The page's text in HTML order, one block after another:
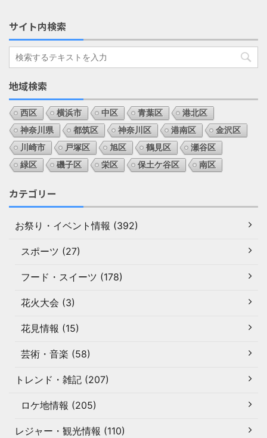
サイト内検索
地域検索
西区 横浜市 中区 青葉区
港北区
神奈川県
都筑区 神奈川区 港南区
金沢区
川崎市
戸塚区 旭区 鶴見区
瀬谷区
緑区
磯子区 栄区 保土ケ谷区 南区
カテゴリー
お祭り・イベント情報 (392)
スポーツ (27)
フード・スイーツ (178)
花火大会 (3)
花見情報 (15)
芸術・音楽 (58)
トレンド・雑記 (207)
ロケ地情報 (205)
レジャー・観光情報 (110)